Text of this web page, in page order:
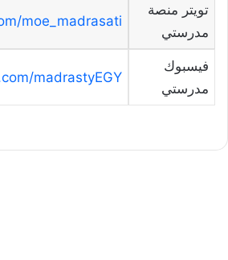
تويتر منصة
مدرستي
moe_madrasati
فيسبوك
مدرستي
madrastyEGY